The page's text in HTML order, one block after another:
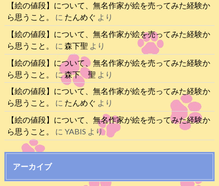
【絵の値段】について、無名作家が絵を売ってみた経験か
ら思うこと。
に たんめぐ より
【絵の値段】について、無名作家が絵を売ってみた経験か
ら思うこと。
に 森下聖 より
【絵の値段】について、無名作家が絵を売ってみた経験か
ら思うこと。
に森下 聖 より
【絵の値段】について、無名作家が絵を売ってみた経験か
ら思うこと。
に たんめぐ より
【絵の値段】について、無名作家が絵を売ってみた経験か
ら思うこと。
に YABIS より
アーカイブ